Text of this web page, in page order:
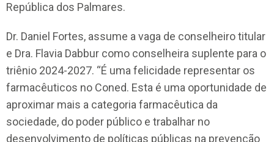
República dos Palmares.
Dr. Daniel Fortes, assume a vaga de conselheiro titular
e Dra. Flavia Dabbur como conselheira suplente para o
triênio 2024-2027. “É uma felicidade representar os
farmacêuticos no Coned. Esta é uma oportunidade de
aproximar mais a categoria farmacêutica da
sociedade, do poder público e trabalhar no
desenvolvimento de políticas públicas na prevenção